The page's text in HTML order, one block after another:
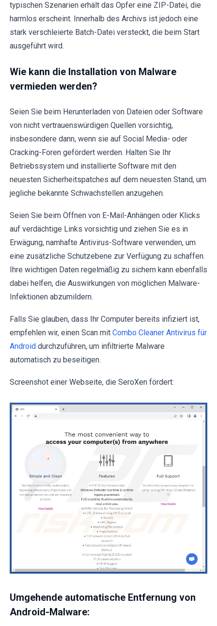
typischen Szenarien erhält das Opfer eine ZIP-Datei, die
harmlos erscheint. Innerhalb des Archivs ist jedoch eine
stark verschleierte Batch-Datei versteckt, die beim Start
ausgeführt wird.
Wie kann die Installation von Malware
vermieden werden?
Seien Sie beim Herunterladen von Dateien oder Software
von nicht vertrauenswürdigen Quellen vorsichtig,
insbesondere dann, wenn sie auf Social Media- oder
Cracking-Foren gefördert werden. Halten Sie Ihr
Betriebssystem und installierte Software mit den
neuesten Sicherheitspatches auf dem neuesten Stand, um
jegliche bekannte Schwachstellen anzugehen.
Seien Sie beim Öffnen von E-Mail-Anhängen oder Klicks
auf verdächtige Links vorsichtig und ziehen Sie es in
Erwägung, namhafte Antivirus-Software verwenden, um
eine zusätzliche Schutzebene zur Verfügung zu schaffen.
Ihre wichtigen Daten regelmäßig zu sichern kann ebenfalls
dabei helfen, die Auswirkungen von möglichen Malware-
Infektionen abzumildern.
Falls Sie glauben, dass Ihr Computer bereits infiziert ist,
empfehlen wir, einen Scan mit Combo Cleaner Antivirus für
Android durchzuführen, um infiltrierte Malware
automatisch zu beseitigen.
Screenshot einer Webseite, die SeroXen fördert:
Umgehende automatische Entfernung von
Android-Malware: